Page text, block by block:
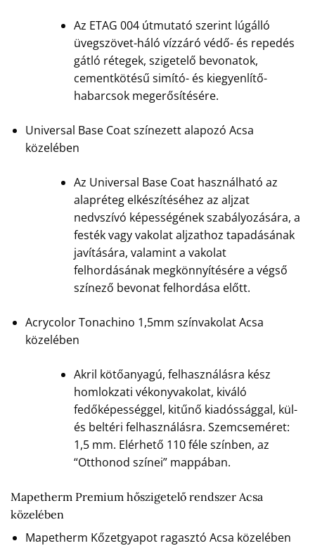
Az ETAG 004 útmutató szerint lúgálló
üvegszövet-háló vízzáró védő- és repedés
gátló rétegek, szigetelő bevonatok,
cementkötésű simító- és kiegyenlítő-
habarcsok megerősítésére.
Universal Base Coat színezett alapozó Acsa
közelében
Az Universal Base Coat használható az
alapréteg elkészítéséhez az aljzat
nedvszívó képességének szabályozására, a
festék vagy vakolat aljzathoz tapadásának
javítására, valamint a vakolat
felhordásának megkönnyítésére a végső
színező bevonat felhordása előtt.
Acrycolor Tonachino 1,5mm színvakolat Acsa
közelében
Akril kötőanyagú, felhasználásra kész
homlokzati vékonyvakolat, kiváló
fedőképességgel, kitűnő kiadóssággal, kül-
és beltéri felhasználásra. Szemcseméret:
1,5 mm. Elérhető 110 féle színben, az
“Otthonod színei” mappában.
Mapetherm Premium hőszigetelő rendszer Acsa
közelében
Mapetherm Kőzetgyapot ragasztó Acsa közelében